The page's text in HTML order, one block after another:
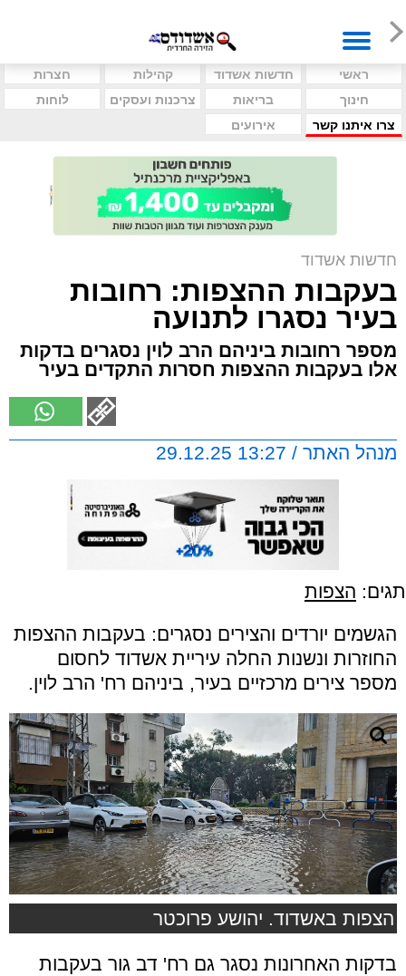
ראשי חדשות אשדוד קהילות
חצרות
חינוך
בריאות צרכנות ועסקים
לוחות
צרו איתנו קשר
אירועים
חדשות אשדוד
בעקבות ההצפות: רחובות
בעיר נסגרו לתנועה
מספר רחובות ביניהם הרב לוין נסגרים בדקות
אלו בעקבות ההצפות חסרות התקדים בעיר
מנהל האתר / 13:27 29.12.25
תגים: הצפות
הגשמים יורדים והצירים נסגרים: בעקבות ההצפות
החוזרות ונשנות החלה עיריית אשדוד לחסום
מספר צירים מרכזיים בעיר, ביניהם רח' הרב לוין.
הצפות באשדוד. יהושע פרוכטר
בדקות האחרונות נסגר גם רח' דב גור בעקבות